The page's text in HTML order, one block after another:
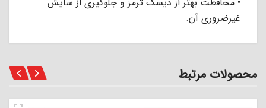
غیرضروری آن.
محصولات مرتبط